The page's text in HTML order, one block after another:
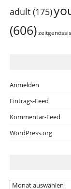
adult (175)
(606)
Anmelden
Eintrags-Feed
Kommentar-Feed
WordPress.org
Archiv